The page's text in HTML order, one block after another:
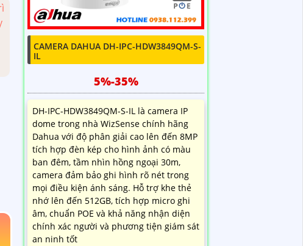
CAMERA DAHUA DH-IPC-HDW3849QM-S-
IL
5%-35%
DH-IPC-HDW3849QM-S-IL là camera IP
dome trong nhà WizSense chính hãng
Dahua với độ phân giải cao lên đến 8MP
tích hợp đèn kép cho hình ảnh có màu
ban đêm, tầm nhìn hồng ngoại 30m,
camera đảm bảo ghi hình rõ nét trong
mọi điều kiện ánh sáng. Hỗ trợ khe thẻ
nhớ lên đến 512GB, tích hợp micro ghi
âm, chuẩn POE và khả năng nhận diện
chính xác người và phương tiện giám sát
an ninh tốt